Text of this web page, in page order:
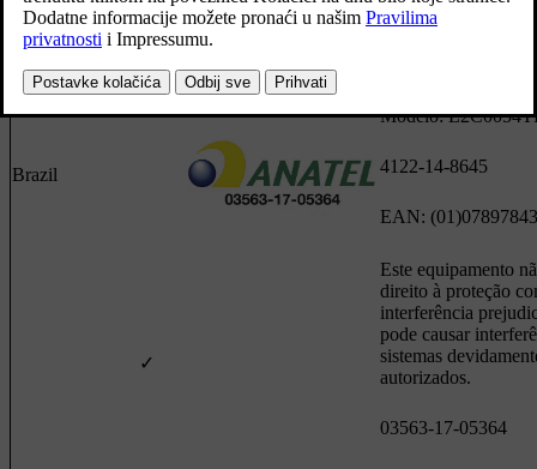
Brazil
✓
causar interferência
Modelo:
4122-14-8645
EAN:
✓
Este equipamento
direito à proteção
interferência
pode causar
sistemas
autorizados.
03563-17-05364